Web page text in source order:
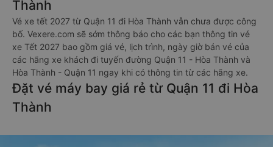
Thành
Vé xe tết 2027 từ Quận 11 đi Hòa Thành vẫn chưa được công
bố. Vexere.com sẽ sớm thông báo cho các bạn thông tin vé
xe Tết 2027 bao gồm giá vé, lịch trình, ngày giờ bán vé của
các hãng xe khách đi tuyến đường Quận 11 - Hòa Thành và
Hòa Thành - Quận 11 ngay khi có thông tin từ các hãng xe.
Đặt vé máy bay giá rẻ từ Quận 11 đi Hòa
Thành